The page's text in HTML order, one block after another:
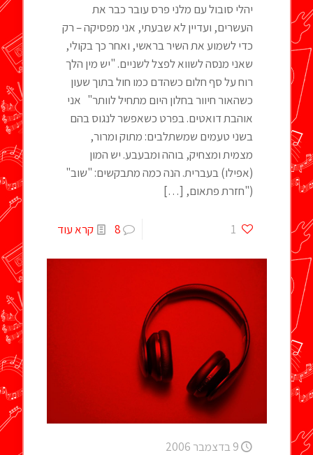
יהלי סובול עם מלני פרס עובר כבר את
העשרים, ועדיין לא שבעתי, אני מפסיקה – רק
כדי לשמוע את השיר בראשי, ואחר כך בקולי,
שאני מנסה לשווא לפצל לשניים. "יש מין הלך
רוח על סף חלום כשהדם כמו חול בתוך שעון
כשהאור חיוור בחלון היום מתחיל לוותר" אני
אוהבת דואטים. בפרט כשאפשר לנגוס בהם
בשני טעמים שמשתלבים: מתוק ומרור,
מצמית ומצחיק, בוהה ומבעבע. יש המון
(אפילו) בעברית. הנה כמה מתבקשים: "שוב"
("חזרת פתאום, […]
1
8 קרא עוד
9 בדצמבר 2006